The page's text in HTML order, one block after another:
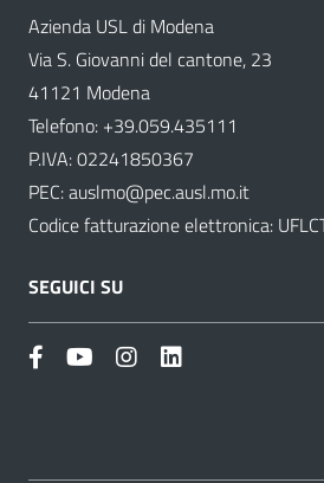
Azienda USL di Modena
Via S. Giovanni del cantone, 23
41121 Modena
Telefono: +39.059.435111
P.IVA: 02241850367
PEC:auslmo@pec.ausl.mo.it
Codice fatturazione elettronica:
SEGUICI SU